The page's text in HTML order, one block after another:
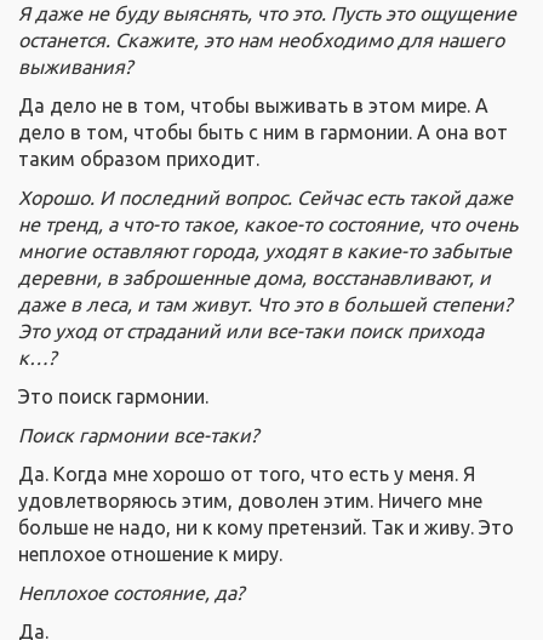
Я даже не буду выяснять, что это. Пусть это ощущение
останется. Скажите, это нам необходимо для нашего
выживания?
Да дело не в том, чтобы выживать в этом мире. А
дело в том, чтобы быть с ним в гармонии. А она вот
таким образом приходит.
Хорошо. И последний вопрос. Сейчас есть такой даже
не тренд, а что-то такое, какое-то состояние, что очень
многие оставляют города, уходят в какие-то забытые
деревни, в заброшенные дома, восстанавливают, и
даже в леса, и там живут. Что это в большей степени?
Это уход от страданий или все-таки поиск прихода
к…?
Это поиск гармонии.
Поиск гармонии все-таки?
Да. Когда мне хорошо от того, что есть у меня. Я
удовлетворяюсь этим, доволен этим. Ничего мне
больше не надо, ни к кому претензий. Так и живу. Это
неплохое отношение к миру.
Неплохое состояние, да?
Да.